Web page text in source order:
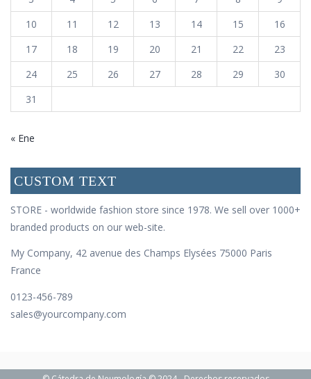
10
11 12 13 14 15
16
17
18 19 20 21 22
23
24
25 26 27 28 29
30
31
« Ene
CUSTOM TEXT
STORE - worldwide fashion store since 1978. We sell over 1000+
branded products on our web-site.
My Company, 42 avenue des Champs Elysées 75000 Paris
France
0123-456-789
sales@yourcompany.com